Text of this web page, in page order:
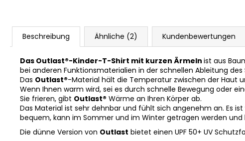
Beschreibung Ähnliche (2) Kundenbewertungen
Das Outlast®-Kinder-T-Shirt mit kurzen Ärmeln ist aus
bei anderen Funktionsmaterialien in der schnellen Ableitung
Das Outlast®-Material hält die Temperatur zwischen der Haut
Wenn Ihnen warm wird, sei es durch schnelle Bewegung oder
Sie frieren, gibt Outlast® Wärme an Ihren Körper ab.
Das Material ist sehr dehnbar und fühlt sich angenehm an. Es
bequem, kann im Sommer und im Winter getragen werden und
Die dünne Version von Outlast bietet einen UPF 50+ UV